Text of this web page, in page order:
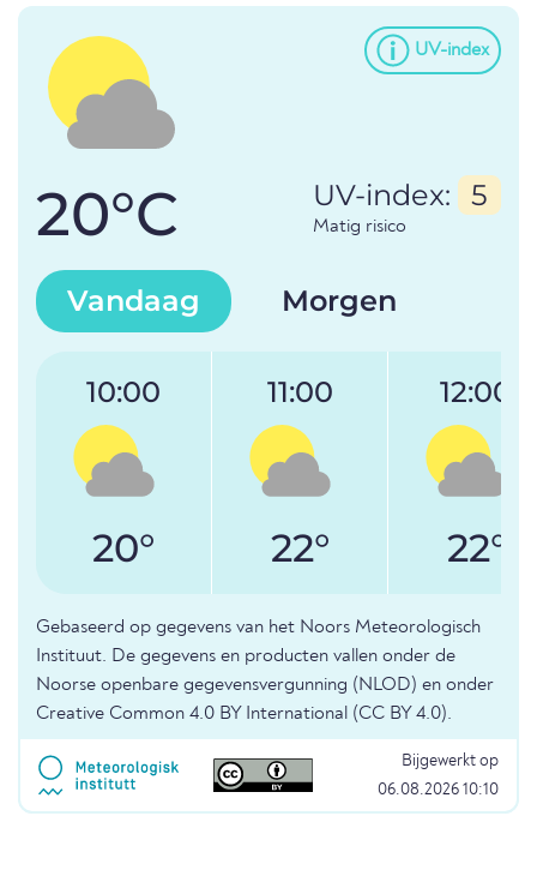
UV-index
20°C UV-index: 5
Matig risico
Vandaag Morgen
10:00
20°
11:00
22°
12:00
22°
Gebaseerd op gegevens van het Noors Meteorologisch
Instituut. De gegevens en producten vallen onder de
Noorse openbare gegevensvergunning (NLOD) en onder
Creative Common 4.0 BY International (CC BY 4.0).
Bijgewerkt op
06.08.2026 10:10